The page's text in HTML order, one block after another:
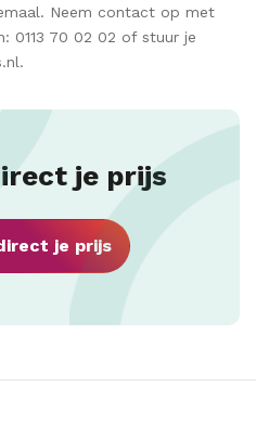
Neem contact op met
0113 70 02 02 of stuur je
je prijs
je prijs